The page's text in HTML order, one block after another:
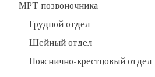
МРТ позвоночника
Грудной отдел
Шейный отдел
Пояснично-крестцовый отдел